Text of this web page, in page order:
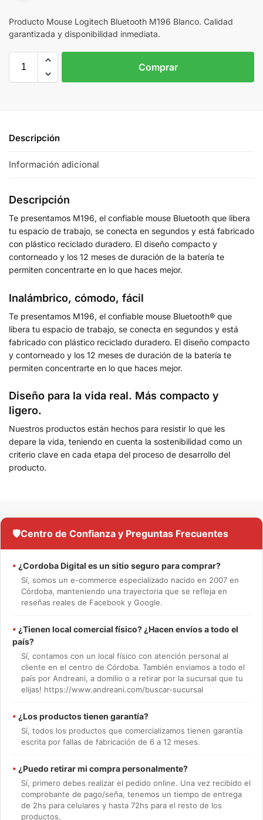
Producto Mouse Logitech Bluetooth M196 Blanco. Calidad
garantizada y disponibilidad inmediata.
Comprar
Descripción
Información adicional
Descripción
Te presentamos M196, el confiable mouse Bluetooth que libera
tu espacio de trabajo, se conecta en segundos y está fabricado
con plástico reciclado duradero. El diseño compacto y
contorneado y los 12 meses de duración de la batería te
permiten concentrarte en lo que haces mejor.
Inalámbrico, cómodo, fácil
Te presentamos M196, el confiable mouse Bluetooth® que
libera tu espacio de trabajo, se conecta en segundos y está
fabricado con plástico reciclado duradero. El diseño compacto
y contorneado y los 12 meses de duración de la batería te
permiten concentrarte en lo que haces mejor.
Diseño para la vida real. Más compacto y
ligero.
Nuestros productos están hechos para resistir lo que les
depare la vida, teniendo en cuenta la sostenibilidad como un
criterio clave en cada etapa del proceso de desarrollo del
producto.
🛡️Centro de Confianza y Preguntas Frecuentes
• ¿Cordoba Digital es un sitio seguro para comprar?
Sí, somos un e-commerce especializado nacido en 2007 en
Córdoba, manteniendo una trayectoria que se refleja en
reseñas reales de Facebook y Google.
• ¿Tienen local comercial físico? ¿Hacen envíos a todo el
país?
Sí, contamos con un local físico con atención personal al
cliente en el centro de Córdoba. También enviamos a todo el
país por Andreani, a domilio o a retirar por la sucursal que tu
elijas! https://www.andreani.com/buscar-sucursal
• ¿Los productos tienen garantía?
Sí, todos los productos que comercializamos tienen garantía
escrita por fallas de fabricación de 6 a 12 meses.
• ¿Puedo retirar mi compra personalmente?
Sí, primero debes realizar el pedido online. Una vez recibido el
comprobante de pago/seña, tenemos un tiempo de entrega
de 2hs para celulares y hasta 72hs para el resto de los
productos.